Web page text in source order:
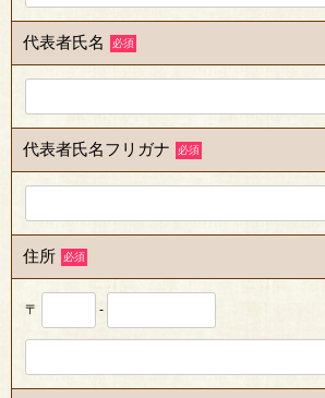
代表者氏名 必須
代表者氏名フリガナ 必須
住所 必須
〒 -